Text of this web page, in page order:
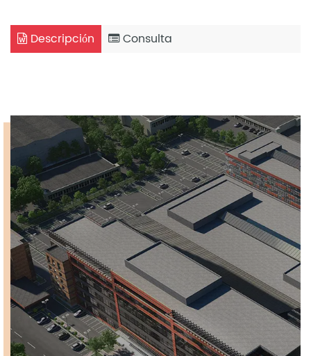
Descripción Consulta